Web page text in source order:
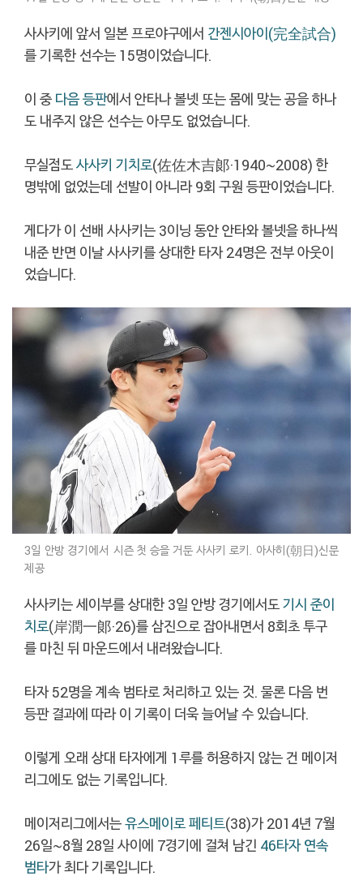
사사키에 앞서 일본 프로야구에서 간젠시아이(完全試合)
를 기록한 선수는 15명이었습니다.
이 중 다음 등판에서 안타나 볼넷 또는 몸에 맞는 공을 하나
도 내주지 않은 선수는 아무도 없었습니다.
무실점도사사키 기치로(佐佐木吉郞·1940~2008) 한
명밖에 없었는데 선발이 아니라 9회 구원 등판이었습니다.
게다가 이 선배 사사키는 3이닝 동안 안타와 볼넷을 하나씩
내준 반면 이날 사사키를 상대한 타자 24명은 전부 아웃이
었습니다.
3일 안방 경기에서 시즌 첫 승을 거둔 사사키 로키. 아사히(朝日)신문
제공
사사키는 세이부를 상대한 3일 안방 경기에서도기시 준이
치로(岸潤一郞·26)를 삼진으로 잡아내면서 8회초 투구
를 마친 뒤 마운드에서 내려왔습니다.
타자 52명을 계속 범타로 처리하고 있는 것. 물론 다음 번
등판 결과에 따라 이 기록이 더욱 늘어날 수 있습니다.
이렇게 오래 상대 타자에게 1루를 허용하지 않는 건 메이저
리그에도 없는 기록입니다.
메이저리그에서는유스메이로 페티트(38)가 2014년 7월
26일~8월 28일 사이에 7경기에 걸쳐 남긴 46타자 연속
범타가 최다 기록입니다.